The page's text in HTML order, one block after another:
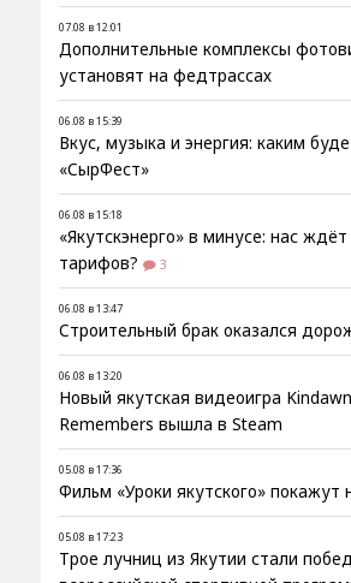
07.08 в 12:01
Дополнительные комплексы
установят на федтрассах
06.08 в 15:39
Вкус, музыка и энергия: каким
«СырФест»
06.08 в 15:18
«Якутскэнерго» в минусе: нас
тарифов?
3
06.08 в 13:47
Строительный брак оказался
06.08 в 13:20
Новый якутская видеоигра
Remembers вышла в Steam
05.08 в 17:36
Фильм «Уроки якутского» покажут
05.08 в 17:23
Трое лучниц из Якутии стали